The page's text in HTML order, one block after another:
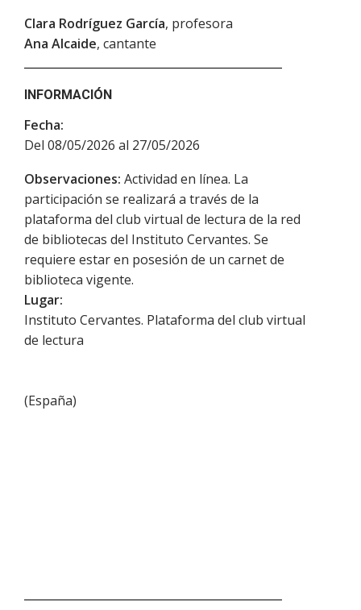
Clara Rodríguez García, profesora
Ana Alcaide, cantante
INFORMACIÓN
Fecha:
Del 08/05/2026 al 27/05/2026
Observaciones: Actividad en línea. La
participación se realizará a través de la
plataforma del club virtual de lectura de la red
de bibliotecas del Instituto Cervantes. Se
requiere estar en posesión de un carnet de
biblioteca vigente.
Lugar:
Instituto Cervantes. Plataforma del club virtual
de lectura
(España)